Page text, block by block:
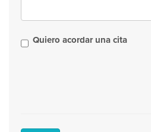
Quiero acordar una cita